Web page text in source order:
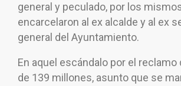
general y peculado, por los
encarcelaron al ex alcalde y al ex
general del Ayuntamiento.
En aquel escándalo por el
de 139 millones, asunto que se